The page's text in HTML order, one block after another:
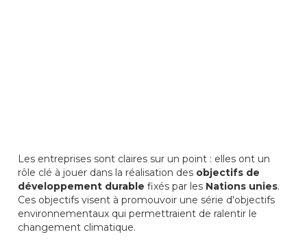
Les entreprises sont claires sur un point : elles ont un
rôle clé à jouer dans la réalisation des objectifs de
développement durable fixés par les Nations unies.
Ces objectifs visent à promouvoir une série d'objectifs
environnementaux qui permettraient de ralentir le
changement climatique.